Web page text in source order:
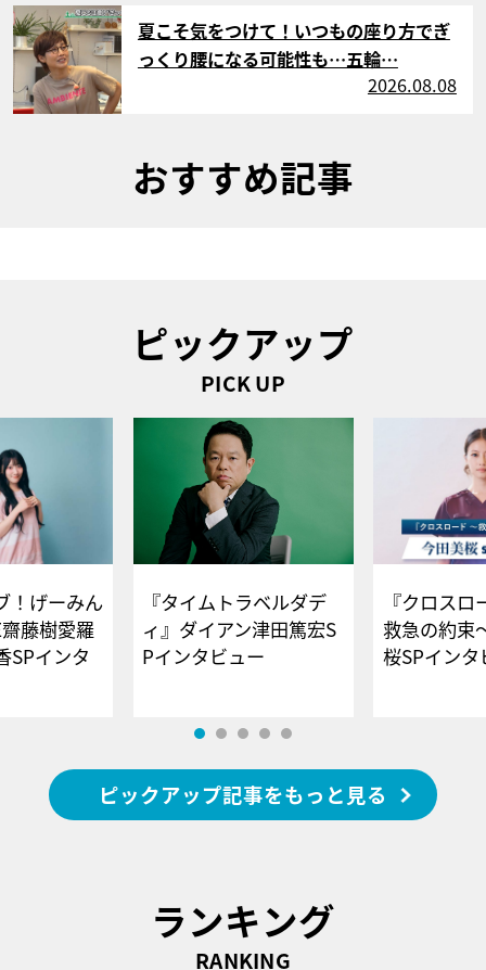
サムネイル
夏こそ気をつけて！いつもの座り方でぎ
っくり腰になる可能性も…五輪…
2026.08.08
おすすめ記事
ピックアップ
PICK UP
！げーみん
藤樹愛羅
SPインタ
『タイムトラベルダデ
ィ』ダイアン津田篤宏S
Pインタビュー
『クロス
救急の約束
桜SPイ
ピックアップ記事をもっと見る
ランキング
RANKING